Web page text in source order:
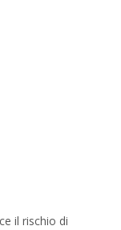
il rischio di